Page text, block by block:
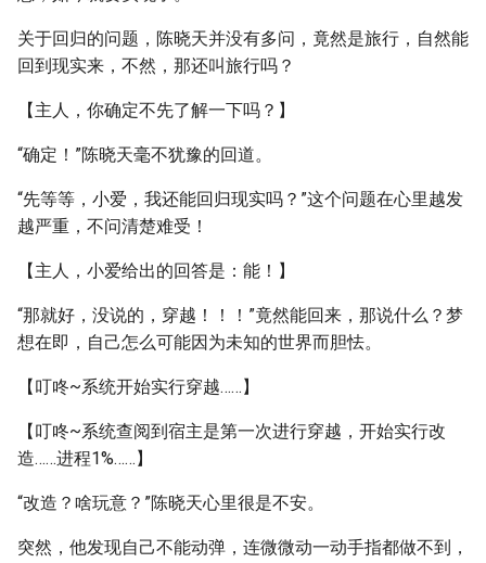
关于回归的问题，陈晓天并没有多问，竟然是旅行，自然能
回到现实来，不然，那还叫旅行吗？
【主人，你确定不先了解一下吗？】
“确定！”陈晓天毫不犹豫的回道。
“先等等，小爱，我还能回归现实吗？”这个问题在心里越发
越严重，不问清楚难受！
【主人，小爱给出的回答是：能！】
“那就好，没说的，穿越！！！”竟然能回来，那说什么？梦
想在即，自己怎么可能因为未知的世界而胆怯。
【叮咚~系统开始实行穿越……】
【叮咚~系统查阅到宿主是第一次进行穿越，开始实行改
造……进程1%……】
“改造？啥玩意？”陈晓天心里很是不安。
突然，他发现自己不能动弹，连微微动一动手指都做不到，